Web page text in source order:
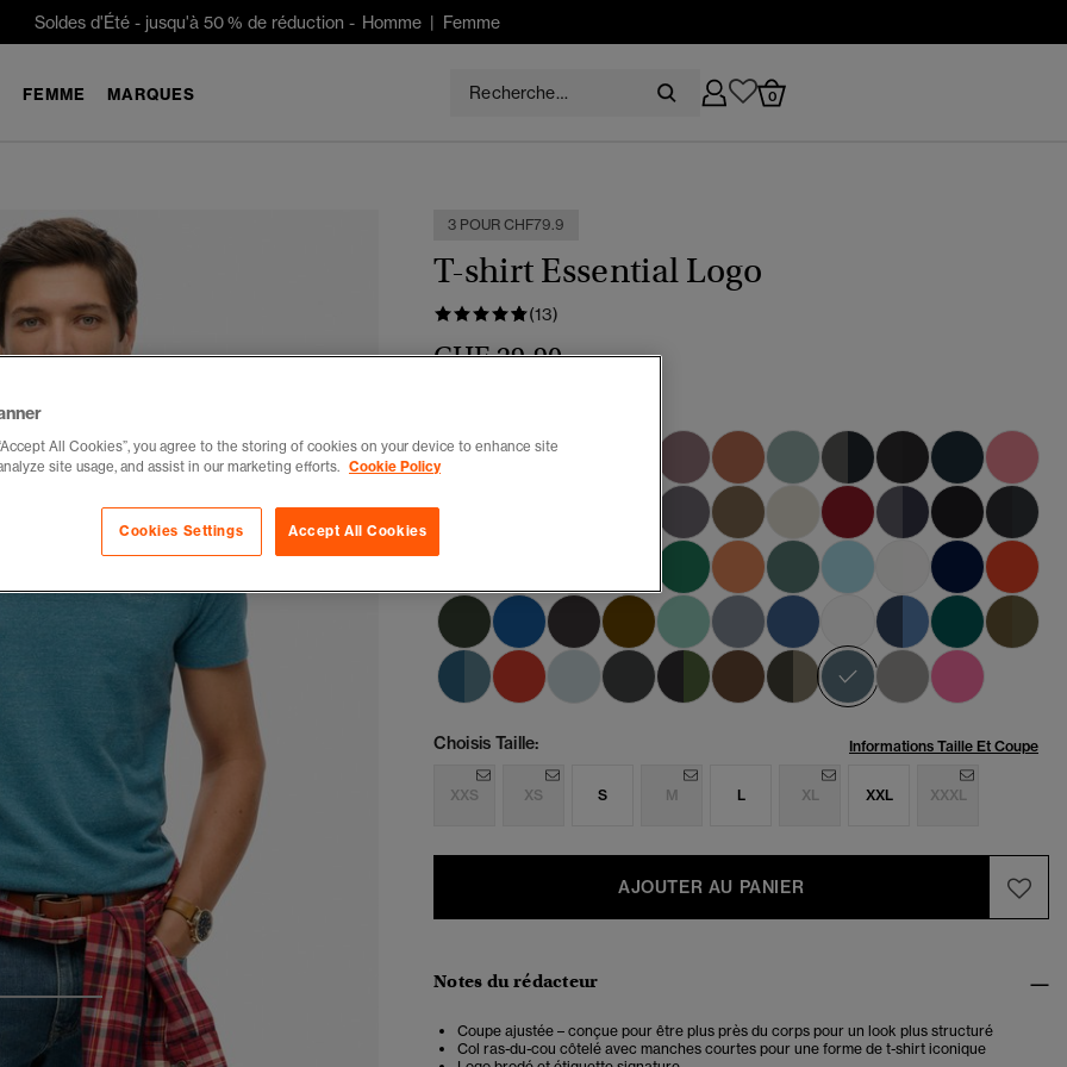
Soldes d'Été -jusqu'à 50 % de réduction - Homme| Femme
FEMME MARQUES 0
4
3 POUR CHF79.9
T-shirt Essential Logo
(13)
CHF 29,90
sélectionné
Choisis Taille: Informations Taille Et Coupe
XXS XS S M L XL XXL XXXL
AJOUTER AU PANIER
Notes du rédacteur
Coupe ajustée – conçue pour être plus près du corps pour un look plus structuré
Col ras-du-cou côtelé avec manches courtes pour une forme de t-shirt iconique
All Cookies”, you agree to the storing of cookies on your device to enhance site
site usage, and assist in our marketing efforts. Cookie Policy
Accept All Cookies
Cookies Settings